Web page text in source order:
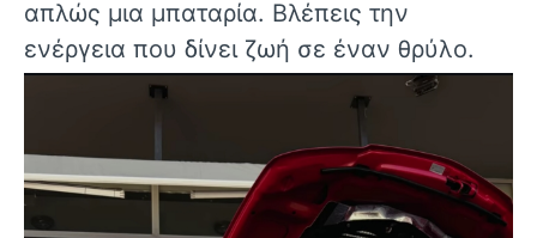
απλώς μια μπαταρία. Βλέπεις την
ενέργεια που δίνει ζωή σε έναν θρύλο.